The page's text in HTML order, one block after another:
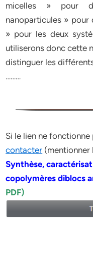
micelles » pour
nanoparticules » pour
» pour les deux
utiliserons donc cette
distinguer les
………
Si le lien ne
contacter (mentionner
Synthèse,
copolymères diblocs
PDF)